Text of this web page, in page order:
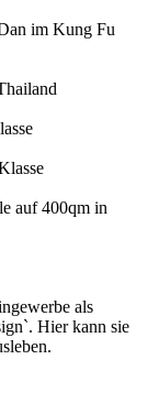
im Kung Fu
auf 400qm in
als
Hier kann sie